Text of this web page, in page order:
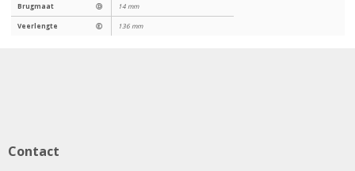
Brugmaat Ⓓ 14 mm
Veerlengte Ⓔ 136 mm
Contact